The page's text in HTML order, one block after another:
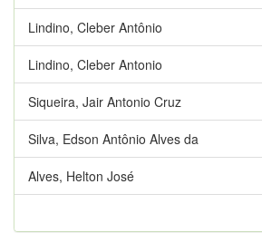
Lindino, Cleber Antônio
Lindino, Cleber Antonio
Siqueira, Jair Antonio Cruz
Silva, Edson Antônio Alves da
Alves, Helton José